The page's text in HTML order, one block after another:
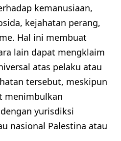
kemanusiaan,
kejahatan perang,
Hal ini membuat
lain dapat mengklaim
atas pelaku atau
tersebut, meskipun
menimbulkan
yurisdiksi
nasional Palestina atau